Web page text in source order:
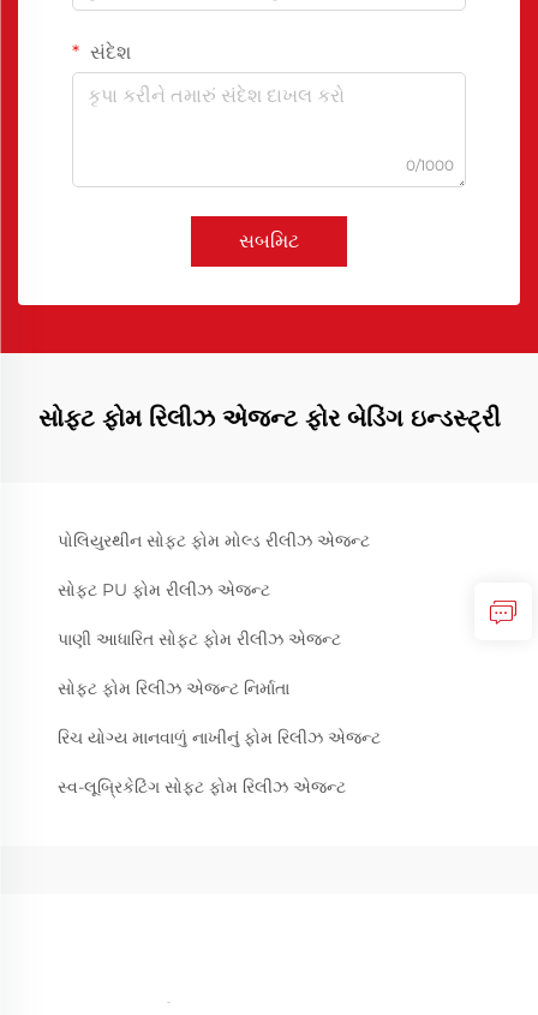
સંદેશ
0/1000
સબમિટ
સોફ્ટ ફોમ રિલીઝ એજન્ટ ફોર બેડિંગ ઇન્ડસ્ટ્રી
પોલિયુરથીન સોફ્ટ ફોમ મોલ્ડ રીલીઝ એજન્ટ
સોફ્ટ PU ફોમ રીલીઝ એજન્ટ
પાણી આધારિત સોફ્ટ ફોમ રીલીઝ એજન્ટ
સોફ્ટ ફોમ રિલીઝ એજન્ટ નિર્માતા
રિચ યોગ્ય માનવાળું નાખીનું ફોમ રિલીઝ એજન્ટ
સ્વ-લૂબ્રિકેટિંગ સોફ્ટ ફોમ રિલીઝ એજન્ટ